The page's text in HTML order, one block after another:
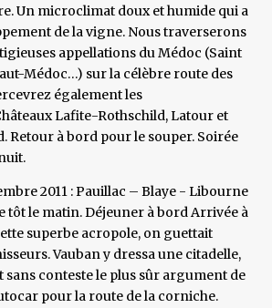
Un microclimat doux et humide qui a
de la vigne. Nous traverserons
appellations du Médoc (Saint
Médoc…) sur la célèbre route des
également les
Lafite-Rothschild, Latour et
Retour à bord pour le souper. Soirée
2011 : Pauillac – Blaye - Libourne
tôt le matin. Déjeuner à bord Arrivée à
superbe acropole, on guettait
Vauban y dressa une citadelle,
sans conteste le plus sûr argument de
pour la route de la corniche.